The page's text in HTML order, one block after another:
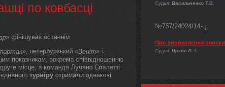
по ковбасці
» фінішував останнім
», петербурзький «Зеніт» і
показникам, зокрема співвідношенню
місце, а команда Лучано Спалетті
турніру отримали однакові
Судья: Васильченко Т.В.
№757/24024/14-ц
Про виправлення описки
Судья: Цокол Л. І.